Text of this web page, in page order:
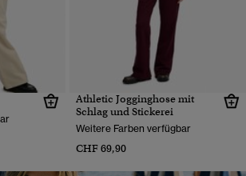
Athletic Jogginghose mit
Schlag und Stickerei
Weitere Farben verfügbar
CHF 69,90